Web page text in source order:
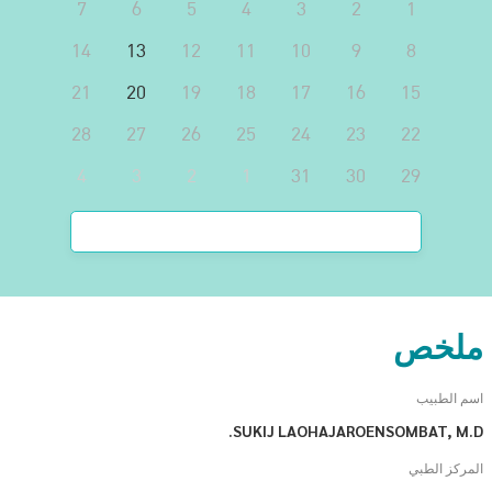
1
2
3
4
5
6
7
8
9
10
11
12
13
14
15
16
17
18
19
20
21
22
23
24
25
26
27
28
29
30
31
1
2
3
4
ملخص
اسم الطبيب
SUKIJ LAOHAJAROENSOMBAT, M.D.
المركز الطبي